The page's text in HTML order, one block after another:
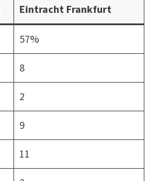
Eintracht Frankfurt
57%
8
2
9
11